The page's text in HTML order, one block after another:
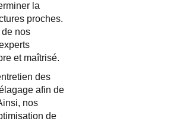
la
proches.
nos
et maîtrisé.
des
afin de
nos
de